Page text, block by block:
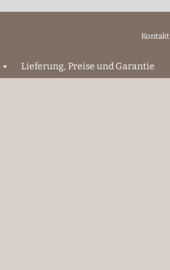
Kontakt
Lieferung, Preise und Garantie